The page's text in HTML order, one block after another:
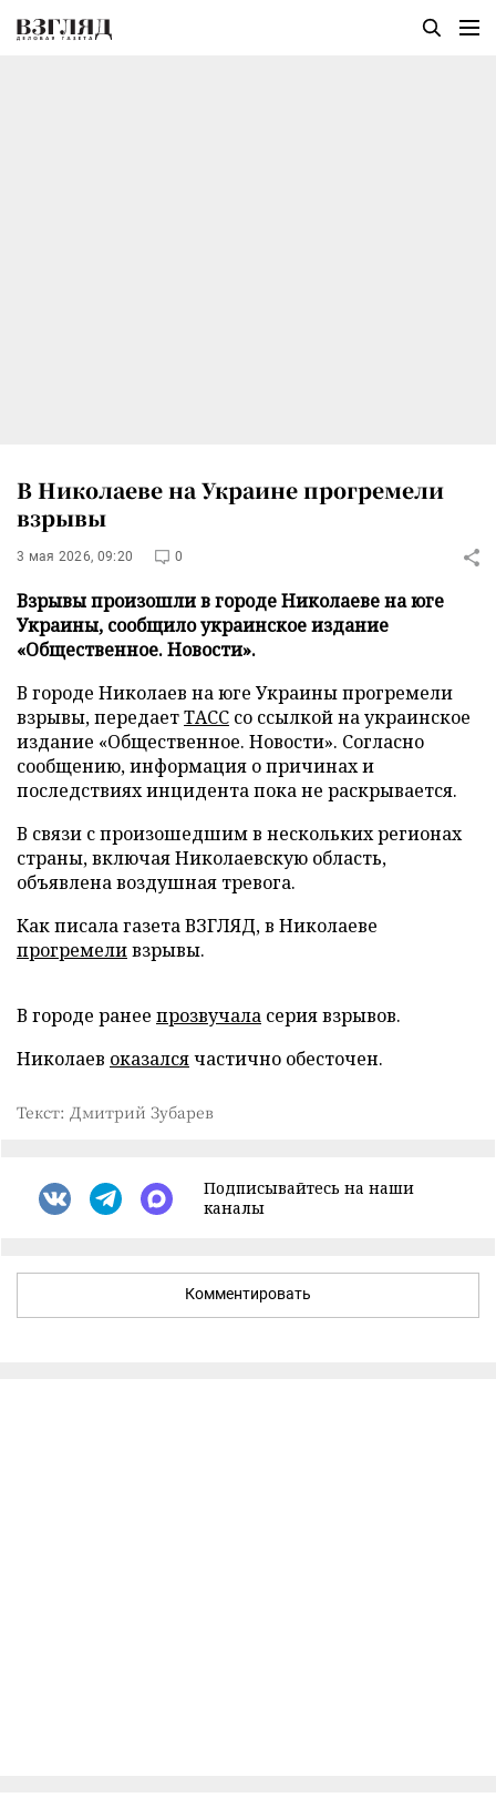
В Николаеве на Украине прогремели
взрывы
3 мая 2026, 09:20 0
Взрывы произошли в городе Николаеве на юге
Украины, сообщило украинское издание
«Общественное. Новости».
В городе Николаев на юге Украины прогремели
взрывы, передаетТАСС со ссылкой на украинское
издание «Общественное. Новости». Согласно
сообщению, информация о причинах и
последствиях инцидента пока не раскрывается.
В связи с произошедшим в нескольких регионах
страны, включая Николаевскую область,
объявлена воздушная тревога.
Как писала газета ВЗГЛЯД, в Николаеве
прогремеливзрывы.
В городе ранее прозвучала серия взрывов.
Николаев оказалсячастично обесточен.
Текст: Дмитрий Зубарев
Подписывайтесь на наши
каналы
Комментировать